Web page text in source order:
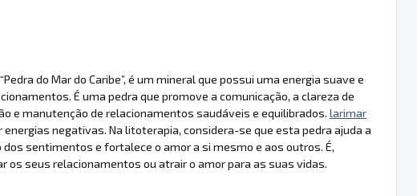
do Mar do Caribe”, é um mineral que possui uma energia suave e
É uma pedra que promove a comunicação, a clareza de
e manutenção de relacionamentos saudáveis e equilibrados. larimar
negativas. Na litoterapia, considera-se que esta pedra ajuda a
sentimentos e fortalece o amor a si mesmo e aos outros. É,
seus relacionamentos ou atrair o amor para as suas vidas.